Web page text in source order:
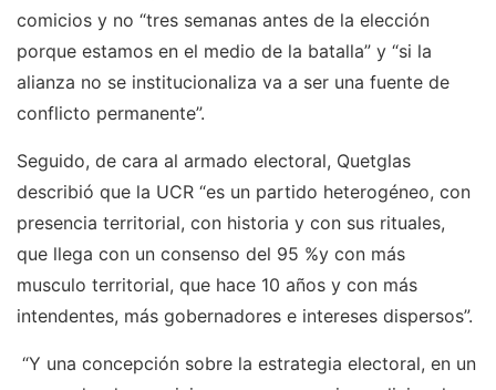
comicios y no “tres semanas antes de la elección
porque estamos en el medio de la batalla” y “si la
alianza no se institucionaliza va a ser una fuente de
conflicto permanente”.
Seguido, de cara al armado electoral, Quetglas
describió que la UCR “es un partido heterogéneo, con
presencia territorial, con historia y con sus rituales,
que llega con un consenso del 95 %y con más
musculo territorial, que hace 10 años y con más
intendentes, más gobernadores e intereses dispersos”.
“Y una concepción sobre la estrategia electoral, en un